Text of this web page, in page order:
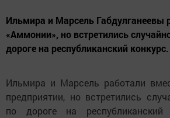
Ильмира и Марсель Габдулганеевы
«Аммонии», но встретились
дороге на республиканский конкурс.
Ильмира и Марсель работали
предприятии, но встретились
по дороге на республиканский